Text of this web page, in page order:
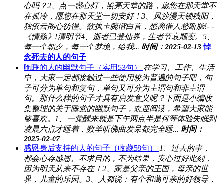
心吗？2、点一盏心灯，照亮天堂的路，愿您在那天堂不
在孤冷，愿您在那天堂一切安好！3、风沙漫天锁残阳，
独依云阁心彷徨。欲执玉腕偕白首，愁离催人愁断肠!- -
《情殇》!清明节4、逝者已登仙界，生者节哀顺变。5、
每一个朝夕，每一个梦境，给我... 时间：2025-02-13 悼
念死去的人的句子
晚睡的人的幽默句子（实用53句）
在学习、工作、生活
中，大家一定都接触过一些使用较为普遍的句子吧，句
子可分为单句和复句，单句又可分为主谓句和非主谓
句。那什么样的句子才具有启发意义呢？下面是小编收
集整理的关于睡觉的幽默句子，欢迎阅读，希望大家能
够喜欢。1、一觉醒来就是下午两点半是何等体验失眠到
凌晨六点才睡着，数羊听佛曲发呆都完全睡... 时间：
2025-02-07
感恩身后支持的人的句子（收藏58句）
1、过去的事，
都会心存感恩。不求目的，不为结果，安心过好此刻，
因为明天从来不存在！2、家是父亲的王国，母亲的世
界，儿童的乐园。3、人都说：有个和蔼可亲的好领导，